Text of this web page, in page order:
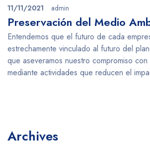
11/11/2021 admin
Preservación del Medio
Entendemos que el futuro de cada
estrechamente vinculado al futuro del
que aseveramos nuestro compromiso
mediante actividades que reducen el
Archives